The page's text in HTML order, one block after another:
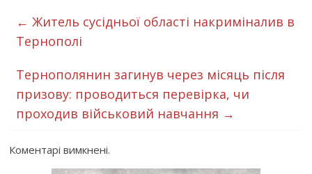
← Житель сусідньої області накриміналив в
Тернополі
Тернополянин загинув через місяць після
призову: проводиться перевірка, чи
проходив військовий навчання →
Коментарі вимкнені.